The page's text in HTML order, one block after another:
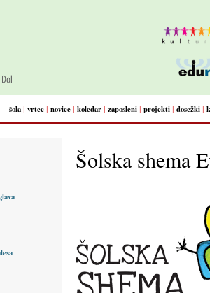
šola | vrtec | novice | koledar | zaposleni | projekti | dosežki |
Šolska shema